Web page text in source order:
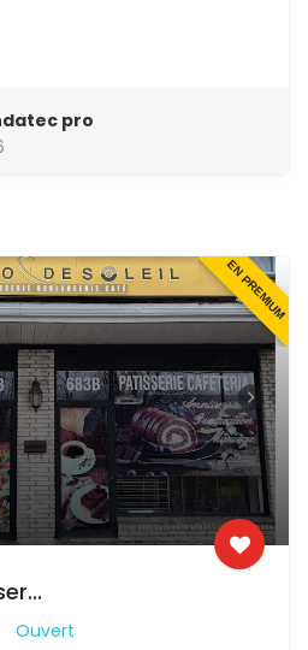
pro
EN PREMIUM
Ouvert